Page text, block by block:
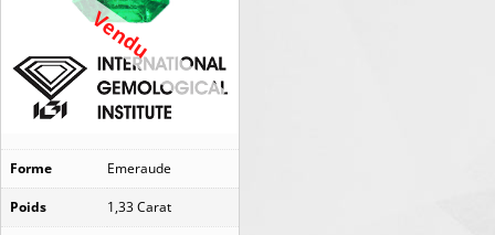
Vendu
Forme Emeraude
Poids 1,33 Carat